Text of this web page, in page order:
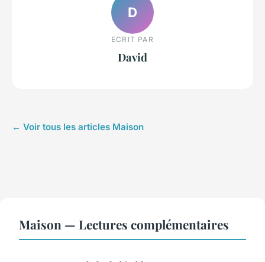
D
ECRIT PAR
David
← Voir tous les articles Maison
Maison — Lectures complémentaires